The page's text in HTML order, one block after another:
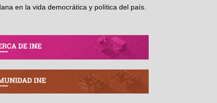
en la vida democrática y política del país.